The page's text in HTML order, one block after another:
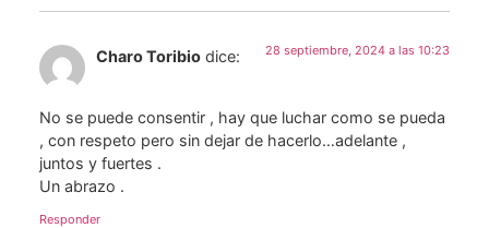
Charo Toribio dice: 28 septiembre, 2024 a las 10:23
No se puede consentir , hay que luchar como se pueda
, con respeto pero sin dejar de hacerlo…adelante ,
juntos y fuertes .
Un abrazo .
Responder